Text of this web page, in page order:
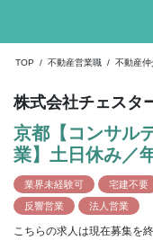
TOP / 不動産営業職 / 不動産仲
株式会社チェスタ
京都【コンサル
業】土日休み／
業界未経験可 宅建不要
反響営業
法人営業
こちらの求人は現在募集を